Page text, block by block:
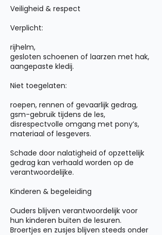
Veiligheid & respect
Verplicht:
rijhelm,
gesloten schoenen of laarzen met hak,
aangepaste kledij.
Niet toegelaten:
roepen, rennen of gevaarlijk gedrag,
gsm-gebruik tijdens de les,
disrespectvolle omgang met pony’s,
materiaal of lesgevers.
Schade door nalatigheid of opzettelijk
gedrag kan verhaald worden op de
verantwoordelijke.
Kinderen & begeleiding
Ouders blijven verantwoordelijk voor
hun kinderen buiten de lesuren.
Broertjes en zusjes blijven steeds onder